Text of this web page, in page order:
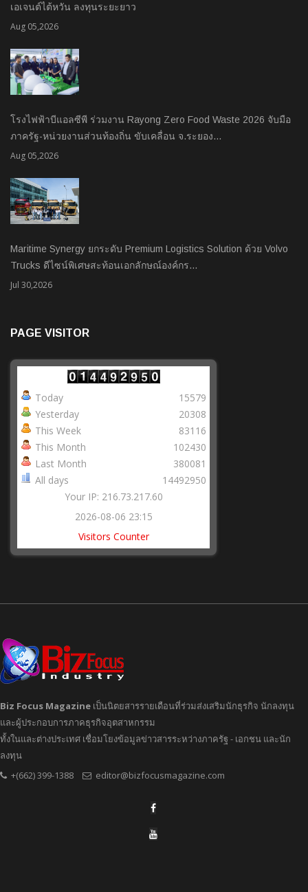
เอเจนต์ไต้หวัน ลงทุนระยะยาว
Aug 05,2026
โรงไฟฟ้าบีแอลซีพี ร่วมงาน Rayong Zero Food Waste 2026 จับมือ
ภาครัฐ-หน่วยงานส่วนท้องถิ่น ขับเคลื่อน จ.ระยอง…
Aug 05,2026
Maritime Synergy ยกระดับ Premium Logistics Solution ด้วย Volvo
Trucks ดีไซน์พิเศษสะท้อนเอกลักษณ์องค์กร…
Jul 30,2026
PAGE VISITOR
Today
Yesterday
This Week
This Month
Last Month
All days
15579
20308
83116
102430
380081
14492950
Your IP: 216.73.217.60
2026-08-06 23:15
Visitors Counter
Biz Focus Magazine เป็นนิตยสารรายเดือนที่ร่วมส่งเสริมนักธุรกิจ นักลงทุน
และผู้ประกอบการภาคธุรกิจอุตสาหกรรม
ทั้งในและต่างประเทศ เชื่อมโยงข้อมูลข่าวสารระหว่างภาครัฐ - เอกชน และนัก
ลงทุน
+(662) 399-1388
editor@bizfocusmagazine.com